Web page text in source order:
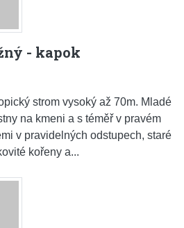
- kapok
strom vysoký až 70m. Mladé
na kmeni a s téměř v pravém
v pravidelných odstupech, staré
kořeny a...